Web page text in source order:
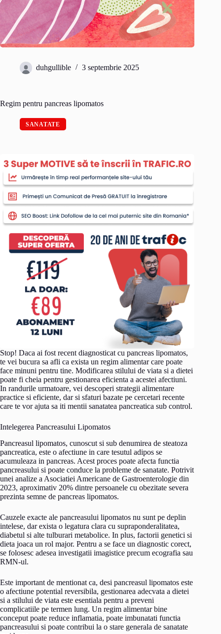
duhgullible 3 septembrie 2025
Regim pentru pancreas lipomatos
SANATATE
Stop! Daca ai fost recent diagnosticat cu pancreas lipomatos,
te vei bucura sa afli ca exista un regim alimentar care poate
face minuni pentru tine. Modificarea stilului de viata si a dietei
poate fi cheia pentru gestionarea eficienta a acestei afectiuni.
In randurile urmatoare, vei descoperi strategii alimentare
practice si eficiente, dar si sfaturi bazate pe cercetari recente
care te vor ajuta sa iti mentii sanatatea pancreatica sub control.
Intelegerea Pancreasului Lipomatos
Pancreasul lipomatos, cunoscut si sub denumirea de steatoza
pancreatica, este o afectiune in care tesutul adipos se
acumuleaza in pancreas. Acest proces poate afecta functia
pancreasului si poate conduce la probleme de sanatate. Potrivit
unei analize a Asociatiei Americane de Gastroenterologie din
2023, aproximativ 20% dintre persoanele cu obezitate severa
prezinta semne de pancreas lipomatos.
Cauzele exacte ale pancreasului lipomatos nu sunt pe deplin
intelese, dar exista o legatura clara cu supraponderalitatea,
diabetul si alte tulburari metabolice. In plus, factorii genetici si
dieta joaca un rol major. Pentru a se face un diagnostic corect,
se folosesc adesea investigatii imagistice precum ecografia sau
RMN-ul.
Este important de mentionat ca, desi pancreasul lipomatos este
o afectiune potential reversibila, gestionarea adecvata a dietei
si a stilului de viata este esentiala pentru a preveni
complicatiile pe termen lung. Un regim alimentar bine
conceput poate reduce inflamatia, poate imbunatati functia
pancreasului si poate contribui la o stare generala de sanatate